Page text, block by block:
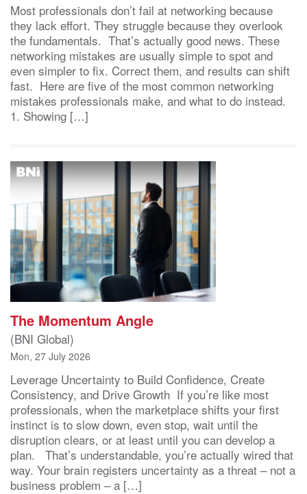
Most professionals don’t fail at networking because
they lack effort. They struggle because they overlook
the fundamentals. That’s actually good news. These
networking mistakes are usually simple to spot and
even simpler to fix. Correct them, and results can shift
fast. Here are five of the most common networking
mistakes professionals make, and what to do instead.
1. Showing […]
The Momentum Angle
(BNI Global)
Mon, 27 July 2026
Leverage Uncertainty to Build Confidence, Create
Consistency, and Drive Growth If you’re like most
professionals, when the marketplace shifts your first
instinct is to slow down, even stop, wait until the
disruption clears, or at least until you can develop a
plan. That’s understandable, you’re actually wired that
way. Your brain registers uncertainty as a threat – not a
business problem – a […]